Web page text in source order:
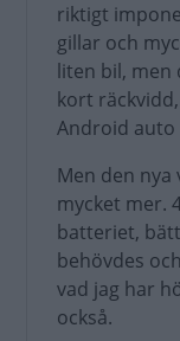
riktigt
gillar och
liten bil, men
kort
Android auto
Men den
mycket mer.
batteriet,
behövdes
vad jag har
också.